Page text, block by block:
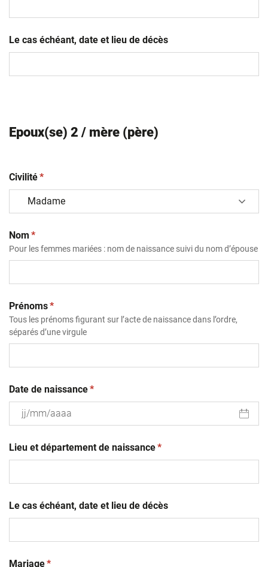
Le cas échéant, date et lieu de décès
Epoux(se) 2 / mère (père)
Civilité(obligatoire)
*
Nom (obligatoire)
*
Pour les femmes mariées : nom de naissance suivi du nom d’épouse
Prénoms(obligatoire)
*
Tous les prénoms figurant sur l’acte de naissance dans l’ordre,
séparés d’une virgule
Date de naissance(obligatoire)
*
slash
MM
Lieu et département de naissance(obligatoire)
*
Le cas échéant, date et lieu de décès
Mariage(obligatoire)
*